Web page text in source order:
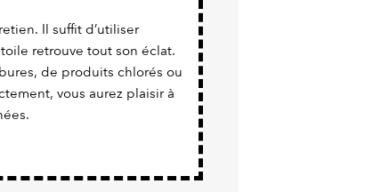
Il suffit d’utiliser
retrouve tout son éclat.
de produits chlorés ou
vous aurez plaisir à